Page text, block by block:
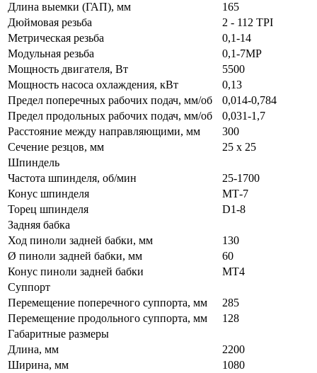
Длина выемки (ГАП), мм
165
Дюймовая резьба
2 - 112 TPI
Метрическая резьба
0,1-14
Модульная резьба
0,1-7MP
Мощность двигателя, Вт
5500
Мощность насоса охлаждения, кВт
0,13
Предел поперечных рабочих подач, мм/об
0,014-0,784
Предел продольных рабочих подач, мм/об
0,031-1,7
Расстояние между направляющими, мм
300
Сечение резцов, мм
25 х 25
Шпиндель
Частота шпинделя, об/мин
25-1700
Конус шпинделя
MТ-7
Торец шпинделя
D1-8
Задняя бабка
Ход пиноли задней бабки, мм
130
Ø пиноли задней бабки, мм
60
Конус пиноли задней бабки
МТ4
Суппорт
Перемещение поперечного суппорта, мм
285
Перемещение продольного суппорта, мм
128
Габаритные размеры
Длина, мм
2200
Ширина, мм
1080